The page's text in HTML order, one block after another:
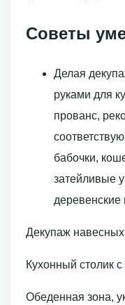
Советы
Делая
руками для
прованс,
бабочки,
затейливые
Декупаж
Кухонный столик
Обеденная зона,